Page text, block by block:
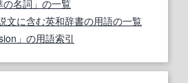
の名詞」の一覧
文に含む英和辞書の用語の一覧
」の用語索引